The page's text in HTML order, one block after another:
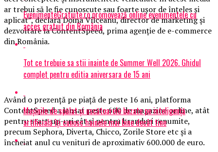
ar trebui să le fie cunoscute sau foarte uşor de înţeles şi
aplicat”, declară Doina Vîlceanu, director de marketing şi
dezvoltare la ContentSpeed, prima agenţie de e-commerce
din România.
Având o prezenţă pe piaţă de peste 16 ani, platforma
ContentSpeed a lansat peste 600 de magazine online, atât
pentru start-up-uri cât şi pentru branduri renumite,
precum Sephora, Diverta, Chicco, Zorile Store etc şi a
încheiat anul cu venituri de aproximativ 600.000 de euro.
EvenimenteGratuite.ro promovează online evenimentele cu
acces gratuit din România
Tot ce trebuie sa stii inainte de Summer Well 2026. Ghidul
complet pentru editia aniversara de 15 ani
Mașinile de spălat și uscătoarele bazate pe inteligență
artificială îți cunosc hainele mai bine decât tine